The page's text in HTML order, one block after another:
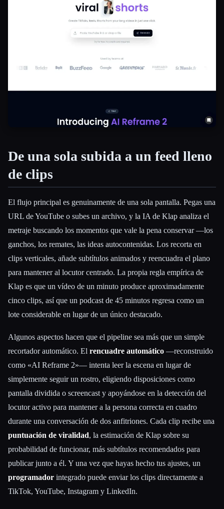
Esc
De una sola subida a un feed lleno
de clips
El flujo principal es genuinamente de una sola pantalla. Pegas una
URL de YouTube o subes un archivo, y la IA de Klap analiza el
metraje buscando los momentos que vale la pena conservar —los
ganchos, los remates, las ideas autocontenidas. Los recorta en
clips verticales, añade subtítulos animados y reencuadra el plano
para mantener al locutor centrado. La propia regla empírica de
Klap es que un vídeo de un minuto produce aproximadamente
cinco clips, así que un podcast de 45 minutos regresa como un
lote considerable en lugar de un único destacado.
Algunos aspectos hacen que el pipeline sea más que un simple
recortador automático. El rencuadre automático —reconstruido
como «AI Reframe 2»— intenta leer la escena en lugar de
simplemente seguir un rostro, eligiendo disposiciones como
pantalla dividida o screencast y apoyándose en la detección del
locutor activo para mantener a la persona correcta en cuadro
durante una conversación de dos anfitriones. Cada clip recibe una
puntuación de viralidad, la estimación de Klap sobre su
probabilidad de funcionar, más subtítulos recomendados para
publicar junto a él. Y una vez que hayas hecho tus ajustes, un
programador integrado puede enviar los clips directamente a
TikTok, YouTube, Instagram y LinkedIn.